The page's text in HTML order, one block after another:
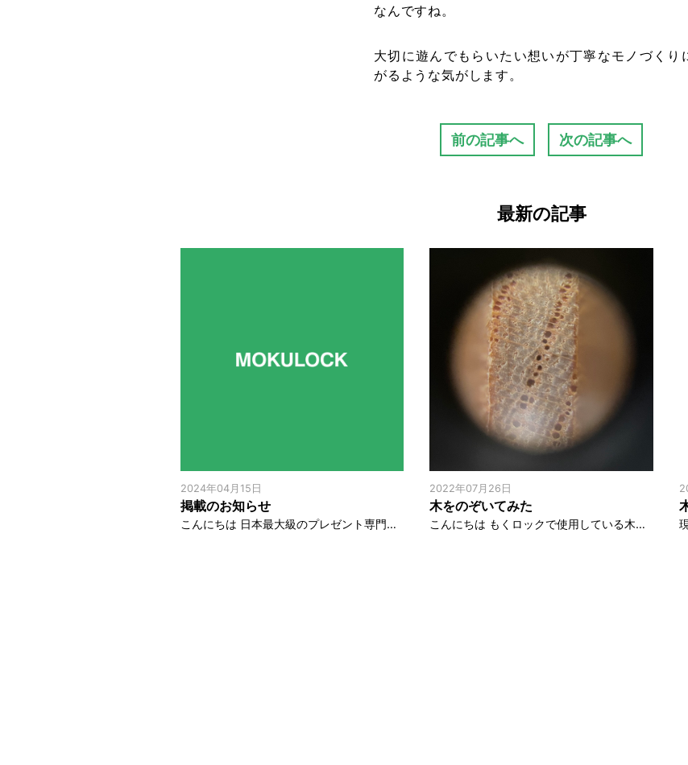
なんですね。
大切に遊んでもらいたい想いが丁寧なモノづくり
がるような気がします。
前の記事へ 次の記事へ
最新の記事
2024年04月15日
掲載のお知らせ
こんにちは 日本最大級のプレゼント専門サイト ギフトモールにて、「もくロック ビッグ 28ピース」の開発裏話などが掲載されました。 https://giftmall.co.jp/AXy4IRcx 姉妹サイト ベストプレゼ […]
2022年07月26日
木をのぞいてみた
こんにちは もくロックで使用している木の種類はおおよそ9種類あります。 その中から季節によって6種類前後のピースが製品の中に入ります。 木の種類は広葉樹ですが、その中でもいろんな表情がありますのでちょっとのぞいてみましょ […]